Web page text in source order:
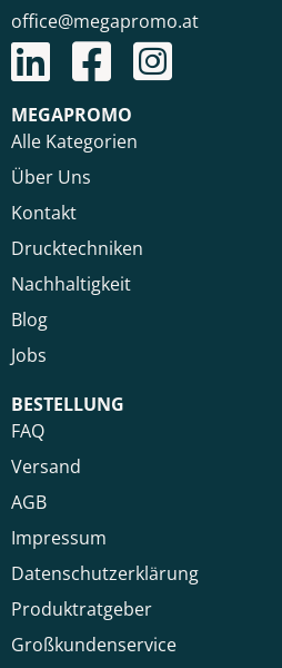
office@megapromo.at
MEGAPROMO
Alle Kategorien
Über Uns
Kontakt
Drucktechniken
Nachhaltigkeit
Blog
Jobs
BESTELLUNG
FAQ
Versand
AGB
Impressum
Datenschutzerklärung
Produktratgeber
Großkundenservice